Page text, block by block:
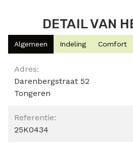
DETAIL VAN
Algemeen Indeling Comfort
Algemeen
Adres:
Darenbergstraat 52
Tongeren
Referentie:
25K0434